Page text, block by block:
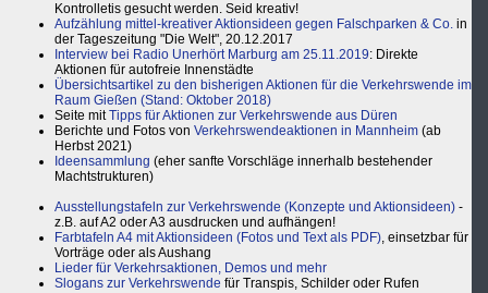
Kontrolletis gesucht werden. Seid kreativ!
Aufzählung mittel-kreativer Aktionsideen gegen Falschparken & Co. in
der Tageszeitung "Die Welt", 20.12.2017
Interview bei Radio Unerhört Marburg am 25.11.2019: Direkte
Aktionen für autofreie Innenstädte
Übersichtsartikel zu den bisherigen Aktionen für die Verkehrswende im
Raum Gießen (Stand: Oktober 2018)
Seite mitTipps für Aktionen zur Verkehrswende aus Düren
Berichte und Fotos von Verkehrswendeaktionen in Mannheim (ab
Herbst 2021)
Ideensammlung (eher sanfte Vorschläge innerhalb bestehender
Machtstrukturen)
Ausstellungstafeln zur Verkehrswende (Konzepte und Aktionsideen) -
z.B. auf A2 oder A3 ausdrucken und aufhängen!
Farbtafeln A4 mit Aktionsideen (Fotos und Text als PDF), einsetzbar für
Vorträge oder als Aushang
Lieder für Verkehrsaktionen, Demos und mehr
Slogans zur Verkehrswende für Transpis, Schilder oder Rufen